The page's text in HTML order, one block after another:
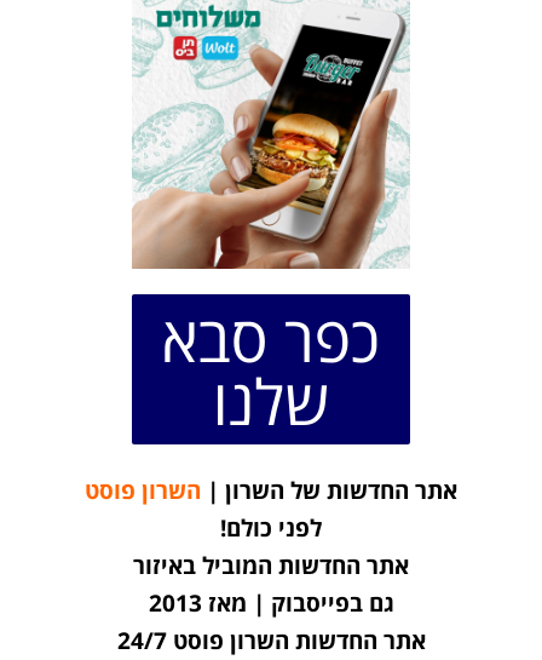
כפר סבא
שלנו
אתר החדשות של השרון | השרון פוסט
לפני כולם!
אתר החדשות המוביל באיזור
גם בפייסבוק | מאז 2013
אתר החדשות השרון פוסט 24/7